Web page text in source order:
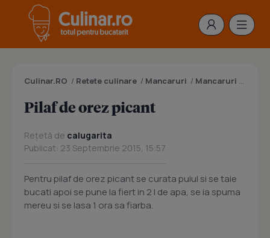
Culinar.RO / Retete culinare / Mancaruri / Mancaruri cu orez
Pilaf de orez picant
Rețetă de calugarita
Publicat: 23 Septembrie 2015, 15:57
Pentru pilaf de orez picant se curata puiul si se taie
bucati apoi se pune la fiert in 2 l de apa, se ia spuma
mereu si se lasa 1 ora sa fiarba.